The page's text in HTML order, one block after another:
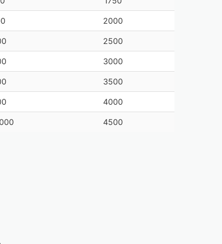
2000
2500
3000
3500
4000
4500